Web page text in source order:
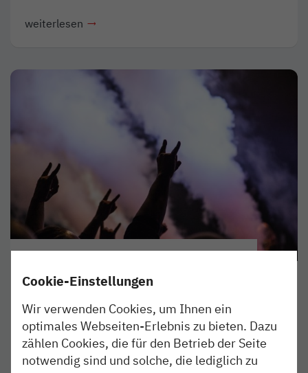
weiterlesen
Mit der nordbahn zum Wacken
Open Air
Wir verstärken das gesamte Festivalwochenende
unser Angebot auf der Schiene zwischen Itzehoe
und Hamburg.
Cookie-Einstellungen
Wir verwenden Cookies, um Ihnen ein
optimales Webseiten-Erlebnis zu bieten. Dazu
zählen Cookies, die für den Betrieb der Seite
notwendig sind und solche, die lediglich zu